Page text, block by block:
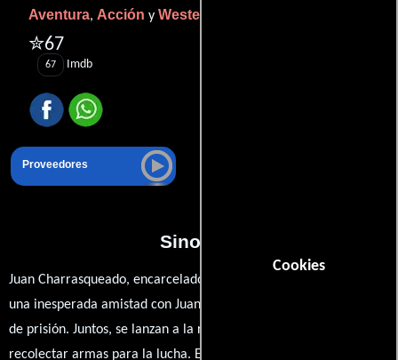
Cookies
Aventura, Acción y Western
✮67
67 Imdb
Proveedores
Sinopsis
Juan Charrasqueado, encarcelado por un crimen pasional, forja
una inesperada amistad con Juan Pistolas, un astuto compañero
de prisión. Juntos, se lanzan a la revolución, donde su misión es
recolectar armas para la lucha. En el camino, Juan Sin Miedo